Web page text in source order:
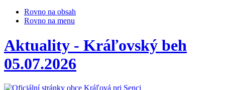
Rovno na obsah
Rovno na menu
Aktuality - Kráľovský beh
05.07.2026